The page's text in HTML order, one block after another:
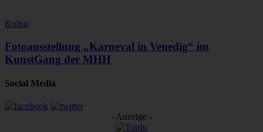
Kultur
Fotoausstellung „Karneval in Venedig“ im
KunstGang der MHH
Social Media
- Anzeige -